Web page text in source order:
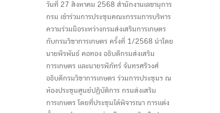
วันที่ 27 สิงหาคม 2568 สำนักงานเลขานุการ
กรม เข้าร่วมการประชุมคณะกรรมการบริหาร
ความร่วมมือระหว่างกรมส่งเสริมการเกษตร
กับกรมวิชาการเกษตร ครั้งที่ 1/2568 นำโดย
นายพีรพันธ์ คอทอง อธิบดีกรมส่งเสริม
การเกษตร และนายรพีภัทร์ จันทรศรีวงศ์
อธิบดีกรมวิชาการเกษตร ร่วมการประชุมฯ ณ
ห้องประชุมศูนย์ปฏิบัติการ กรมส่งเสริม
การเกษตร โดยที่ประชุมได้พิจารณา การแต่ง